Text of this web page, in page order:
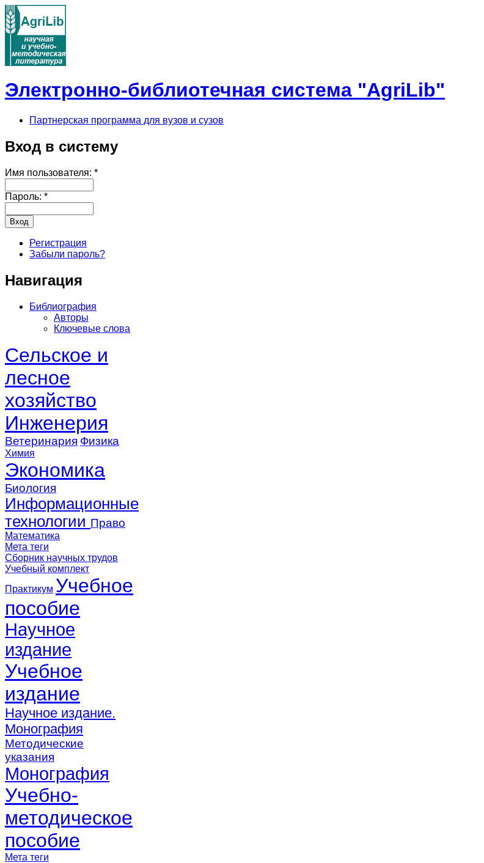
Электронно-библиотечная система "AgriLib"
Партнерская программа для вузов и сузов
Вход в систему
Имя пользователя: *
Пароль: *
Регистрация
Забыли пароль?
Навигация
Библиография
Авторы
Ключевые слова
Сельское и
лесное
хозяйство
Инженерия
Ветеринария Физика
Химия
Экономика
Биология
Информационные
технологии Право
Математика
Мета теги
Сборник научных трудов
Учебный комплект
Практикум Учебное
пособие
Научное
издание
Учебное
издание
Научное издание.
Монография
Методические
указания
Монография
Учебно-
методическое
пособие
Мета теги